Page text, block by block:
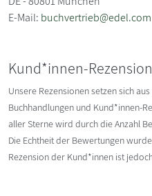
E-Mail: buchvertrieb@edel.com
Kund*innen-
Unsere Rezensionen setzen sich
Buchhandlungen und Kund*innen-
aller Sterne wird durch die Anzahl
Die Echtheit der Bewertungen
Rezension der Kund*innen ist